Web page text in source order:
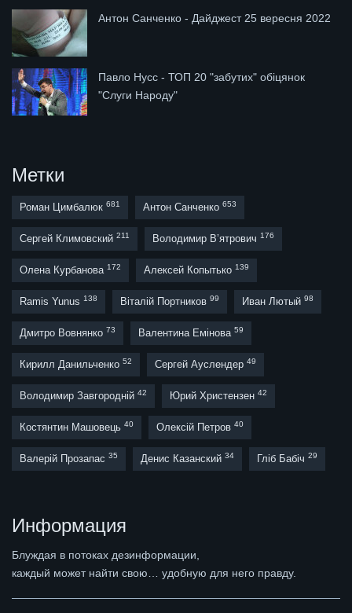
Антон Санченко - Дайджест 25 вересня 2022
Павло Нусс - ТОП 20 "забутих" обіцянок
"Слуги Народу"
Метки
Роман Цимбалюк 681 Антон Санченко 653
Сергей Климовский 211 Володимир В’ятрович 176
Олена Курбанова 172 Алексей Копытько 139
Ramis Yunus 138 Віталій Портников 99 Иван Лютый 98
Дмитро Вовнянко 73 Валентина Емінова 59
Кирилл Данильченко 52 Сергей Ауслендер 49
Володимир Завгородній 42 Юрий Христензен 42
Костянтин Машовець 40 Олексій Петров 40
Валерій Прозапас 35 Денис Казанский 34 Гліб Бабіч 29
Информация
Блуждая в потоках дезинформации,
каждый может найти свою… удобную для него правду.